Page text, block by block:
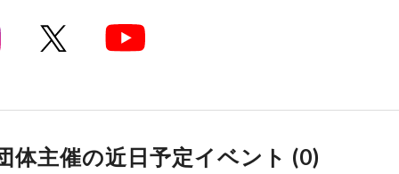
体主催の近日予定イベント (0)